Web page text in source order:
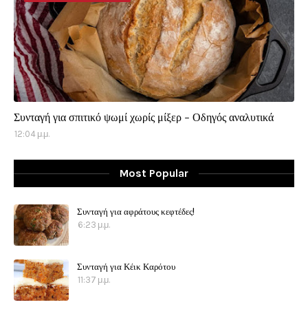
Συνταγή για σπιτικό ψωμί χωρίς μίξερ - Οδηγός αναλυτικά
12:04 μ.μ.
Most Popular
Συνταγή για αφράτους κεφτέδες!
6:23 μ.μ.
Συνταγή για Κέικ Καρότου
11:37 μ.μ.